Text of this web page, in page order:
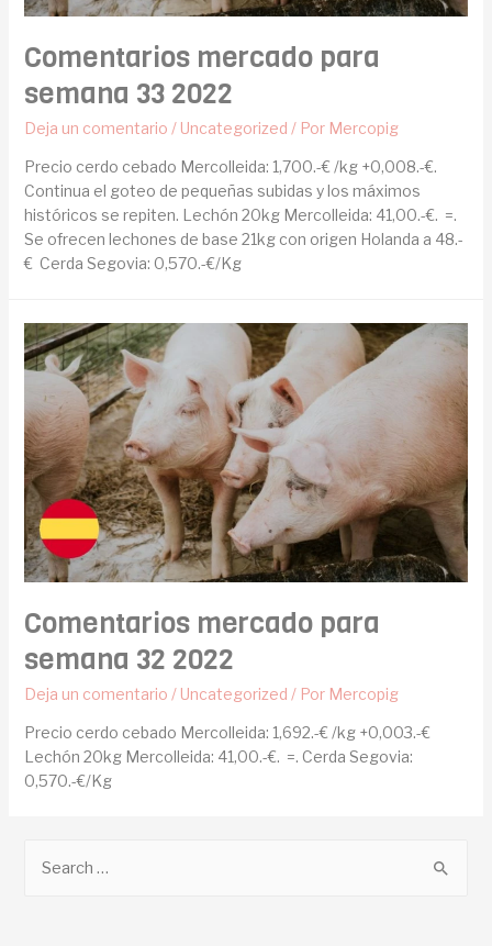
Comentarios mercado para
semana 33 2022
Deja un comentario / Uncategorized / Por Mercopig
Precio cerdo cebado Mercolleida: 1,700.-€ /kg +0,008.-€.
Continua el goteo de pequeñas subidas y los máximos
históricos se repiten. Lechón 20kg Mercolleida: 41,00.-€. =.
Se ofrecen lechones de base 21kg con origen Holanda a 48.-
€ Cerda Segovia: 0,570.-€/Kg
Comentarios mercado para
semana 32 2022
Deja un comentario / Uncategorized / Por Mercopig
Precio cerdo cebado Mercolleida: 1,692.-€ /kg +0,003.-€
Lechón 20kg Mercolleida: 41,00.-€. =. Cerda Segovia:
0,570.-€/Kg